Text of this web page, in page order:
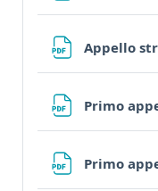
Appello
Primo
Primo